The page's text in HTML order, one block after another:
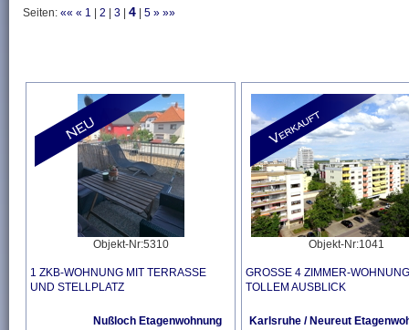
Seiten: «« « 1 2 3 4 5 » »»
1 ZKB-WOHNUNG MIT TERRASSE
UND STELLPLATZ
Objekt-Nr:5310
Nußloch Etagenwohnung
GROSSE 4 ZIMMER-WOHNUNG
OLLEM AUSBLICK
Objekt-Nr:1041
Karlsruhe / Neureut